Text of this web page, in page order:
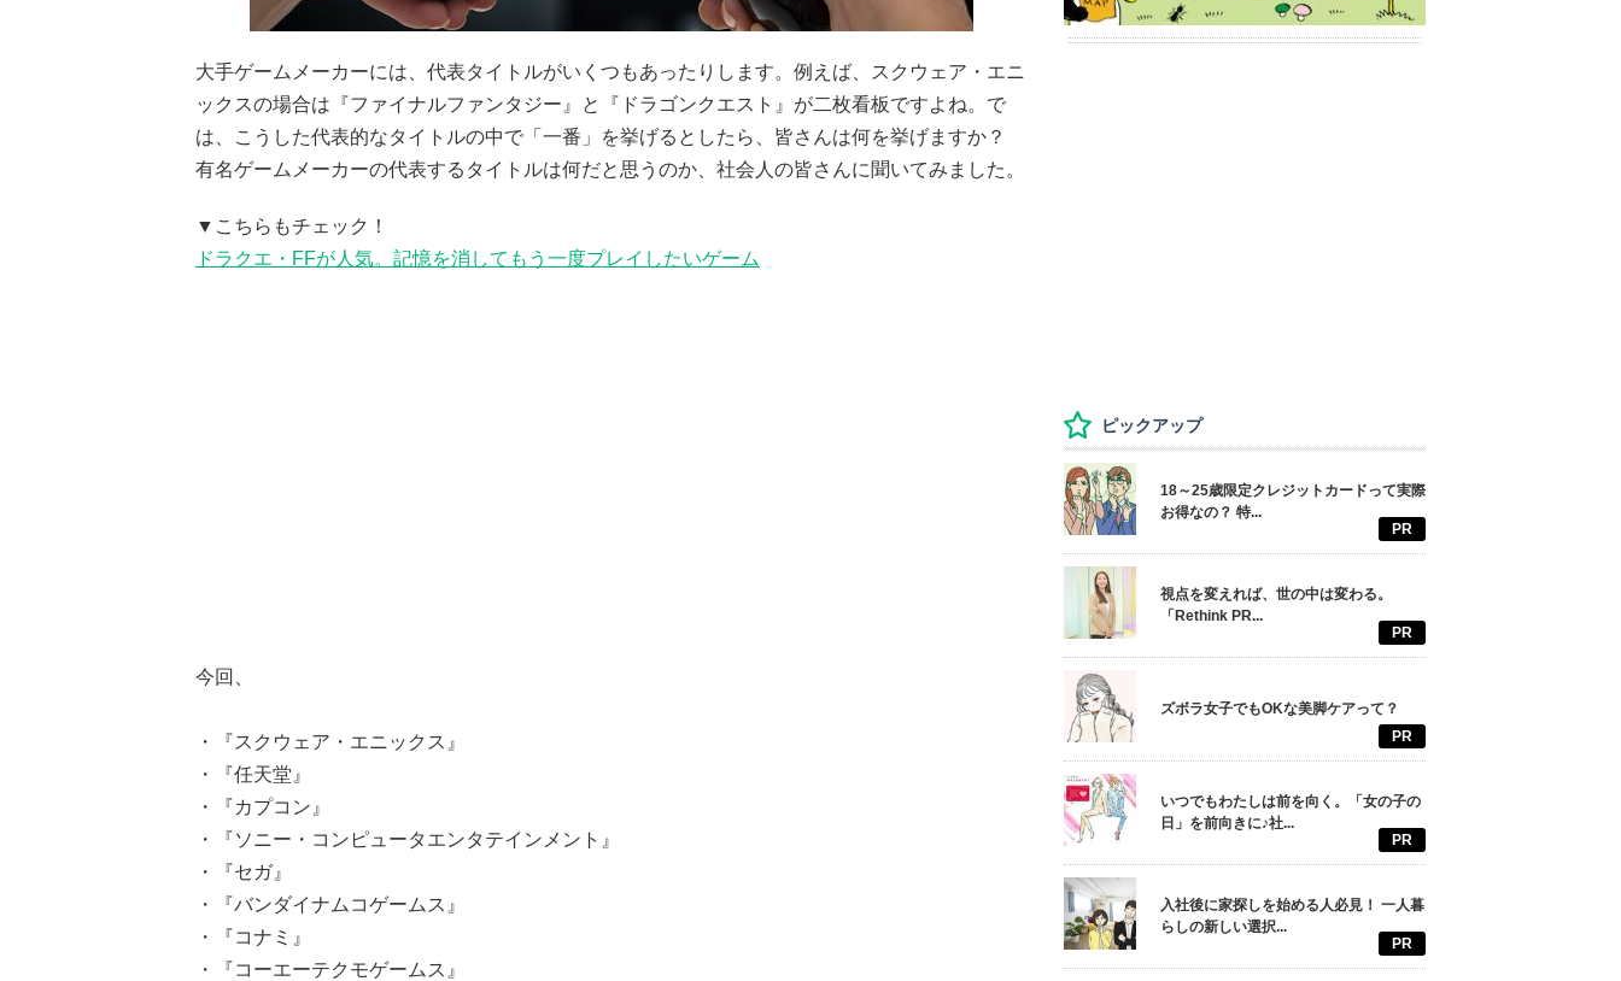
大手ゲームメーカーには、代表タイトルがいくつもあったりします。例えば、スクウェア・エニ
ックスの場合は『ファイナルファンタジー』と『ドラゴンクエスト』が二枚看板ですよね。で
は、こうした代表的なタイトルの中で「一番」を挙げるとしたら、皆さんは何を挙げますか？
有名ゲームメーカーの代表するタイトルは何だと思うのか、社会人の皆さんに聞いてみました。
▼こちらもチェック！
ドラクエ・FFが人気。記憶を消してもう一度プレイしたいゲーム
今回、
・『スクウェア・エニックス』
・『任天堂』
・『カプコン』
・『ソニー・コンピュータエンタテインメント』
・『セガ』
・『バンダイナムコゲームス』
・『コナミ』
・『コーエーテクモゲームス』
ピックアップ
18～25歳限定クレジットカードって実際
お得なの？ 特...
PR
視点を変えれば、世の中は変わる。
「Rethink PR...
PR
ズボラ女子でもOKな美脚ケアって？
PR
いつでもわたしは前を向く。「女の子の
日」を前向きに♪社...
PR
入社後に家探しを始める人必見！ 一人暮
らしの新しい選択...
PR